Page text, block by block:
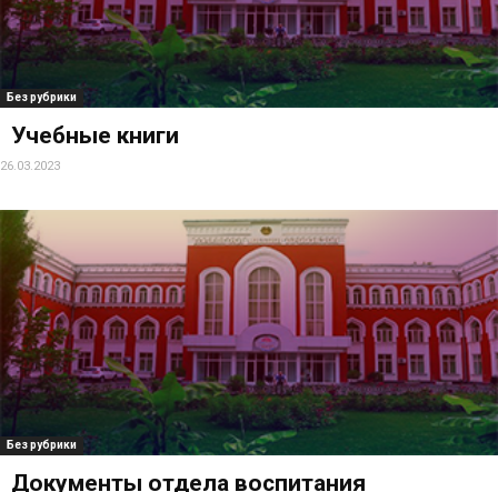
Без рубрики
Учебные книги
26.03.2023
Без рубрики
Документы отдела воспитания